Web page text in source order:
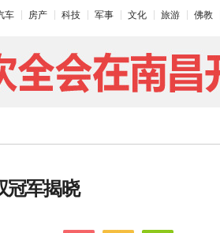
车 房产 科技 军事 文化 旅游 佛教
冠军揭晓